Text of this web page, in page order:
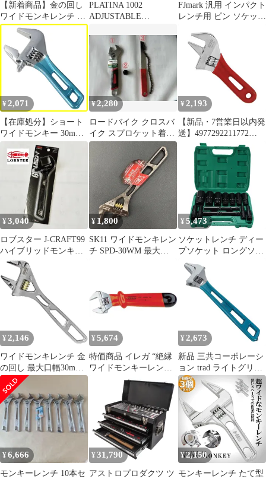
【新着商品】金の回し
ワイドモンキレンチ 最
大口幅30mm SK11エス
ケー11 SWM-30N
PLATINA 1002
ADJUSTABLE
FJmark 汎用 インパクト
レンチ用 ピン ソケット
ト [ソケットサイズ 7～
26mm用（差込角
12.7mm [1/2”]）10本]
¥ 2,071
【在庫処分】ショート
ワイドモンキー 30mm
SWM-30 GISUKE レン
チ 高儀 目盛付き 口開
きワイドで手のひらサ
イズ 狭い所 ミニ たか
¥2,280
ロードバイク クロスバ
イク スプロケット着脱
工具セット モノキーレ
¥ 2,193
【新品・7営業日以内発
送】4977292211772
SK11 ショートワイドモ
ンキレンチ SWM－30S
藤原産業 モンキーレン
チ 作業工具【沖縄離島
販売不可】
¥3,040
ロブスター J-CRAFT99
ハイブリッドモンキレ
ンチ JBUM30 エビ
¥ 1,800
SK11 ワイドモンキレン
チ SPD-30WM 最大
¥ 5,473
ソケットレンチ ディー
プソケット ロングソケ
ット レンチ ソケット
インパクト 15本 セット
収納ケース付き 六角軸
工具 DIY ロング ソケッ
ト 自動車 整備 差込角
12.7mm 1/2インチ
¥ 2,146
ワイドモンキレンチ 金
の回し 最大口幅30mm
SK11(エスケー11)
SWM-30N
¥ 5,674
特価商品 イレガ “絶縁
ワイドモンキーレンチ”
92W81000V
¥ 2,673
新品 三共コーポレーシ
ョン trad ライトグリッ
プモンキーレンチ
30mm TLM-30
¥6,666
モンキーレンチ 10本セ
¥ 31,790
アストロプロダクツ ツ
¥2,150
モンキーレンチ たて型